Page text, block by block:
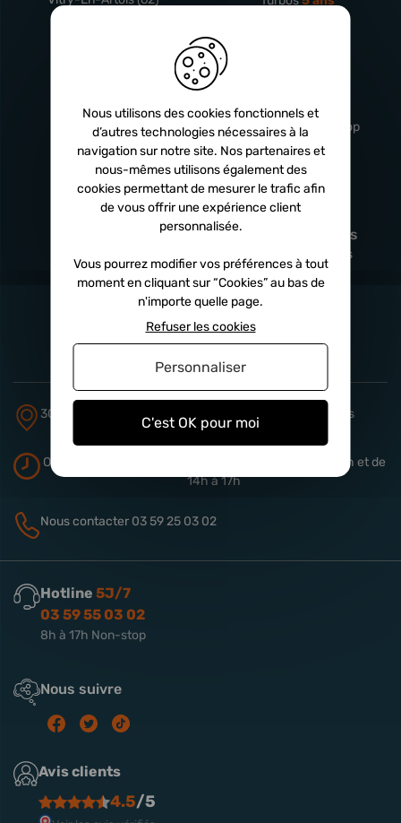
rapide
Sous 24h à 48h
professionnel
De 8h à 17h Non-stop
Satisfait
Paiement en
fois
Sécurisé, sans frais
305 rue de Quiery ZA Aérodrome 62490 Vitry-en-Artois
Ouverture du magasin Du lundi au vendredi de 9h à 13h et de
14h à 17h
Nous contacter 03 59 25 03 02
Hotline 5J/7
03 59 55 03 02
8h à 17h Non-stop
Nous suivre
Avis clients
4.5/5
Nous utilisons des cookies fonctionnels et
d’autres technologies nécessaires à la
navigation sur notre site. Nos partenaires et
nous-mêmes utilisons également des
cookies permettant de mesurer le trafic afin
de vous offrir une expérience client
personnalisée.
Vous pourrez modifier vos préférences à tout
moment en cliquant sur “Cookies” au bas de
n'importe quelle page.
C'est OK pour moi
Refuser les cookies
Personnaliser